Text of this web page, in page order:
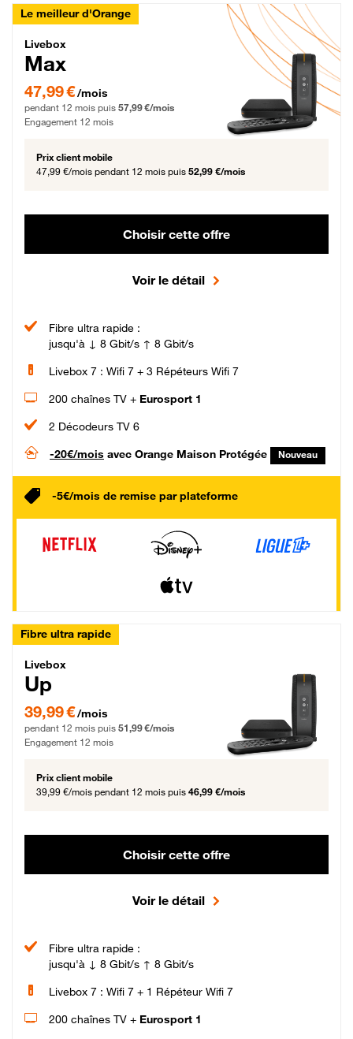
Le meilleur d'Orange
Livebox Max Fibre
Livebox
Max
47,99 € par mois pendant 12 mois puis 57,99 € par mois, Engagement 12 mois
47,99 €/mois
pendant 12 mois puis 57,99 €/mois
Engagement 12 mois
Prix client mobile
47,99 €/mois pendant 12 mois puis 52,99 €/mois
Choisir cette offre
Voir le détail
Fibre ultra rapide :
jusqu'à ↓ 8 Gbit/s ↑ 8 Gbit/s
Livebox 7 : Wifi 7 + 3 Répéteurs Wifi 7
200 chaînes TV + Eurosport 1
2 Décodeurs TV 6
-20€/mois avec Orange Maison Protégée Nouveau
-5€/mois de remise par plateforme
Fibre ultra rapide
Livebox Up Fibre
Livebox
Up
39,99 € par mois pendant 12 mois puis 51,99 € par mois, Engagement 12 mois
39,99 €/mois
pendant 12 mois puis 51,99 €/mois
Engagement 12 mois
Prix client mobile
39,99 €/mois pendant 12 mois puis 46,99 €/mois
Choisir cette offre
Voir le détail
Fibre ultra rapide :
jusqu'à ↓ 8 Gbit/s ↑ 8 Gbit/s
Livebox 7 : Wifi 7 + 1 Répéteur Wifi 7
200 chaînes TV + Eurosport 1